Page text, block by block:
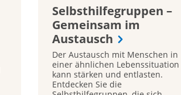
Selbsthilfegruppen –
Gemeinsam im
Austausch
Der Austausch mit Menschen in
einer ähnlichen Lebenssituation
kann stärken und entlasten.
Entdecken Sie die